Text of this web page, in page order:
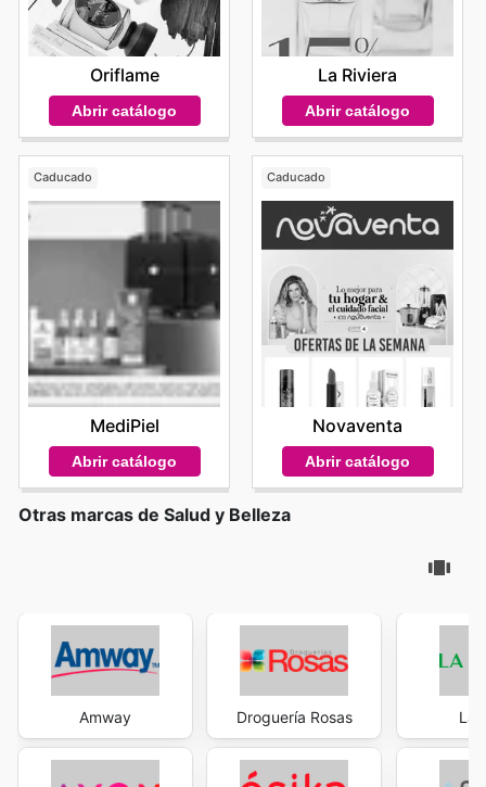
Oriflame
Abrir catálogo
La Riviera
Abrir catálogo
Caducado
MediPiel
Abrir catálogo
Caducado
Novaventa
Abrir catálogo
Otras marcas de Salud y Belleza
Amway Droguería Rosas La